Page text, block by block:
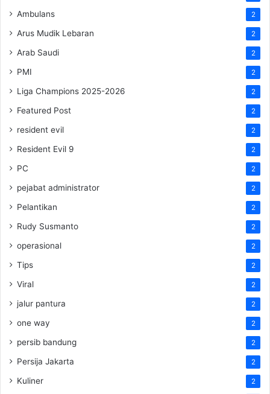
Ambulans 2
Arus Mudik Lebaran 2
Arab Saudi 2
PMI 2
Liga Champions 2025-2026 2
Featured Post 2
resident evil 2
Resident Evil 9 2
PC 2
pejabat administrator 2
Pelantikan 2
Rudy Susmanto 2
operasional 2
Tips 2
Viral 2
jalur pantura 2
one way 2
persib bandung 2
Persija Jakarta 2
Kuliner 2